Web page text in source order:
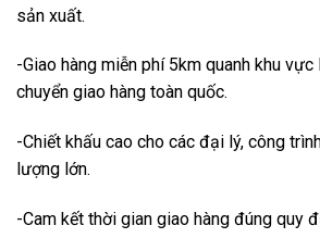
sản xuất.
-Giao hàng miễn phí 5km quanh khu
chuyển giao hàng toàn quốc.
-Chiết khấu cao cho các đại lý, công
lượng lớn.
-Cam kết thời gian giao hàng đúng quy